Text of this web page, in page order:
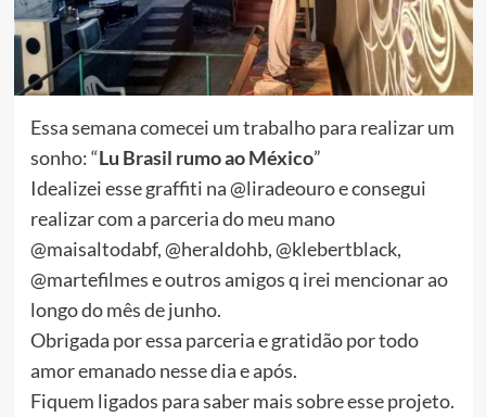
Essa semana comecei um trabalho para realizar um
sonho: “Lu Brasil rumo ao México”
Idealizei esse graffiti na @liradeouro e consegui
realizar com a parceria do meu mano
@maisaltodabf, @heraldohb, @klebertblack,
@martefilmes e outros amigos q irei mencionar ao
longo do mês de junho.
Obrigada por essa parceria e gratidão por todo
amor emanado nesse dia e após.
Fiquem ligados para saber mais sobre esse projeto.